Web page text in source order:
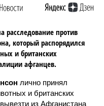
расследование против
который распорядился
и британских
афганцев.
лично принял
и британских
из Афганистана